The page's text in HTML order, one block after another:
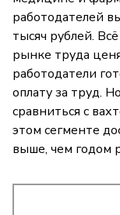
работодателей
тысяч рублей.
рынке труда
работодатели
оплату за труд.
сравниться с
этом сегменте
выше, чем годом